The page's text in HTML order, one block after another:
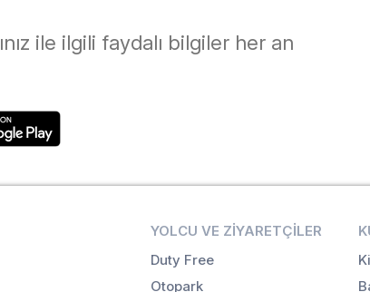
ile ilgili faydalı bilgiler her an
YOLCU VE ZIYARETÇILER
Duty Free
Otopark